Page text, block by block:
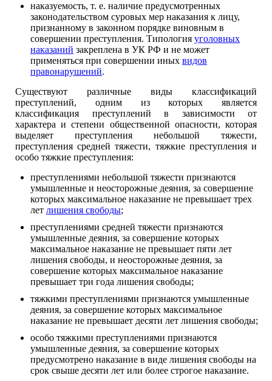
наказуемость, т. е. наличие предусмотренных
законодательством суровых мер наказания к лицу,
признанному в законном порядке виновным в
совершении преступления. Типология уголовных
наказаний закреплена в УК РФ и не может
применяться при совершении иных видов
правонарушений.
Существуют различные виды классификаций
преступлений, одним из которых является
классификация преступлений в зависимости от
характера и степени общественной опасности, которая
выделяет преступления небольшой тяжести,
преступления средней тяжести, тяжкие преступления и
особо тяжкие преступления:
преступлениями небольшой тяжести признаются
умышленные и неосторожные деяния, за совершение
которых максимальное наказание не превышает трех
лет лишения свободы;
преступлениями средней тяжести признаются
умышленные деяния, за совершение которых
максимальное наказание не превышает пяти лет
лишения свободы, и неосторожные деяния, за
совершение которых максимальное наказание
превышает три года лишения свободы;
тяжкими преступлениями признаются умышленные
деяния, за совершение которых максимальное
наказание не превышает десяти лет лишения свободы;
особо тяжкими преступлениями признаются
умышленные деяния, за совершение которых
предусмотрено наказание в виде лишения свободы на
срок свыше десяти лет или более строгое наказание.